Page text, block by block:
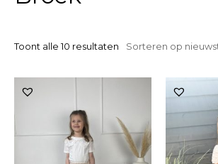
Toont alle 10 resultaten